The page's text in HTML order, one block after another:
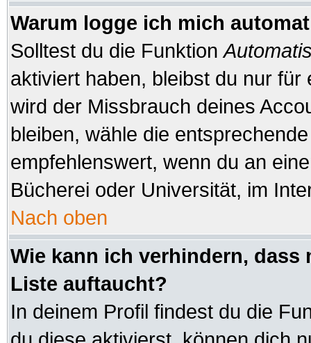
Warum logge ich mich
Solltest du die Funktion
aktiviert haben, bleibst du nur
wird der Missbrauch deines
bleiben, wähle die
empfehlenswert, wenn du an
Bücherei oder Universität, im
Nach oben
Wie kann ich verhindern, dass
Liste auftaucht?
In deinem Profil findest du die